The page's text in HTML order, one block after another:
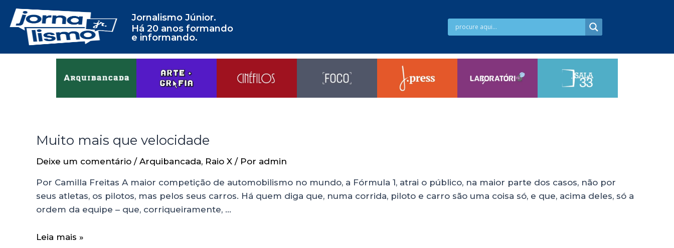
Jornalismo Júnior.
Há 20 anos formando
e informando.
Muito mais que velocidade
Deixe um comentário / Arquibancada, Raio X / Por admin
Por Camilla Freitas A maior competição de automobilismo no mundo, a Fórmula 1, atrai o público, na maior parte dos casos, não por
seus atletas, os pilotos, mas pelos seus carros. Há quem diga que, numa corrida, piloto e carro são uma coisa só, e que, acima deles, só a
ordem da equipe – que, corriqueiramente, …
Leia mais »